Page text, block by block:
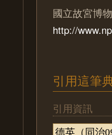
國立故宮博
http://
引用這筆
引用資訊